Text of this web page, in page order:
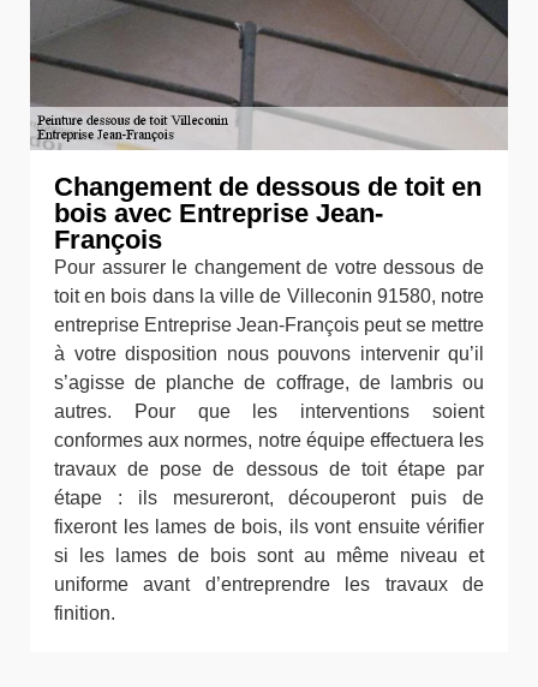
Changement de dessous de toit en
bois avec Entreprise Jean-
François
Pour assurer le changement de votre dessous de
toit en bois dans la ville de Villeconin 91580, notre
entreprise Entreprise Jean-François peut se mettre
à votre disposition nous pouvons intervenir qu’il
s’agisse de planche de coffrage, de lambris ou
autres. Pour que les interventions soient
conformes aux normes, notre équipe effectuera les
travaux de pose de dessous de toit étape par
étape : ils mesureront, découperont puis de
fixeront les lames de bois, ils vont ensuite vérifier
si les lames de bois sont au même niveau et
uniforme avant d’entreprendre les travaux de
finition.